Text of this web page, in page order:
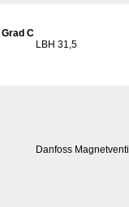
C
LBH 31,5
Danfoss Magnetventil